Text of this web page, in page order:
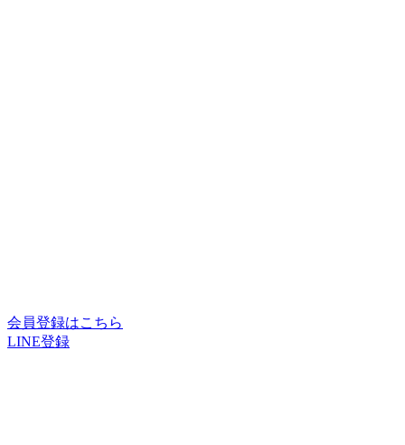
会員登録はこちら
LINE登録